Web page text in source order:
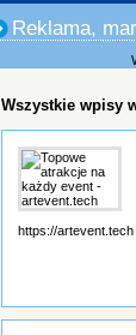
Reklama,
Wszystkie wpisy
https://artevent.tech